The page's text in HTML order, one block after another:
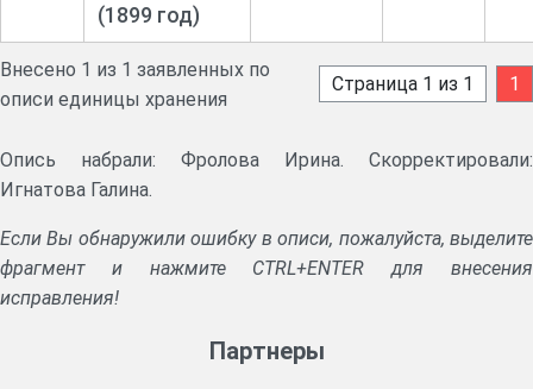
(1899 год)
Внесено 1 из 1 заявленных по
описи единицы хранения
Страница 1 из 1 1
Опись набрали: Фролова Ирина. Скорректировали:
Игнатова Галина.
Если Вы обнаружили ошибку в описи, пожалуйста, выделите
фрагмент и нажмите CTRL+ENTER для внесения
исправления!
Партнеры